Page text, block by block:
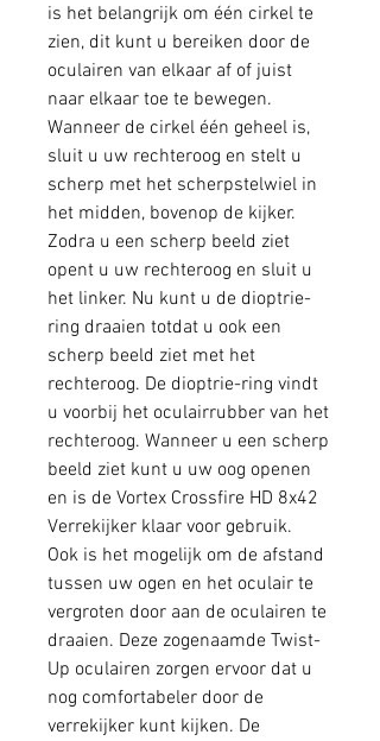
is het belangrijk om één cirkel te
zien, dit kunt u bereiken door de
oculairen van elkaar af of juist
naar elkaar toe te bewegen.
Wanneer de cirkel één geheel is,
sluit u uw rechteroog en stelt u
scherp met het scherpstelwiel in
het midden, bovenop de kijker.
Zodra u een scherp beeld ziet
opent u uw rechteroog en sluit u
het linker. Nu kunt u de dioptrie-
ring draaien totdat u ook een
scherp beeld ziet met het
rechteroog. De dioptrie-ring vindt
u voorbij het oculairrubber van het
rechteroog. Wanneer u een scherp
beeld ziet kunt u uw oog openen
en is de Vortex Crossfire HD 8x42
Verrekijker klaar voor gebruik.
Ook is het mogelijk om de afstand
tussen uw ogen en het oculair te
vergroten door aan de oculairen te
draaien. Deze zogenaamde Twist-
Up oculairen zorgen ervoor dat u
nog comfortabeler door de
verrekijker kunt kijken. De